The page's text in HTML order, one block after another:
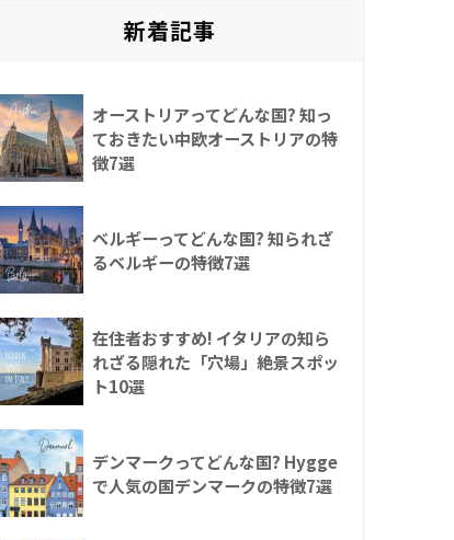
新着記事
オーストリアってどんな国? 知っ
ておきたい中欧オーストリアの特
徴7選
ベルギーってどんな国? 知られざ
るベルギーの特徴7選
在住者おすすめ! イタリアの知ら
れざる隠れた「穴場」絶景スポッ
ト10選
デンマークってどんな国? Hygge
で人気の国デンマークの特徴7選